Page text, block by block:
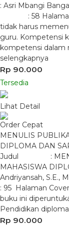
: Asri Mbangi
: 58 Halaman
tidak harus
guru. Kompetensi
kompetensi dalam
selengkapnya
Rp 90.000
Tersedia
Lihat Detail
Order Cepat
MENULIS
DIPLOMA DAN
Judul :
MAHASISWA
Andriyansah,
: 95 Halaman
buku ini
Pendidikan
Rp 90.000